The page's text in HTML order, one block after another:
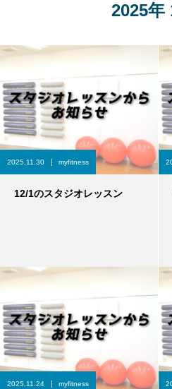
2025年
2025.11.30 myfitness
12/1のスタジオレッスン
2025.11.24 myfitness